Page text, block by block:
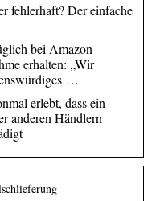
fehlerhaft? Der einfache
bei Amazon
erhalten: „Wir
…
erlebt, dass ein
anderen Händlern